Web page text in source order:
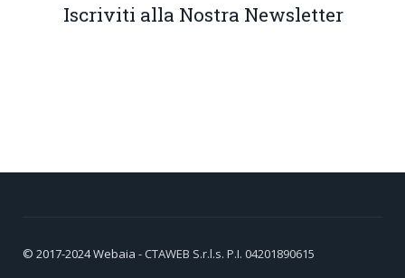
Iscriviti alla Nostra Newsletter
© 2017-2024Webaia - CTAWEB S.r.l.s. P.I. 04201890615